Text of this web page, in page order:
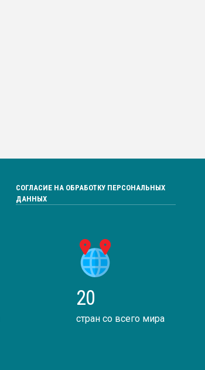
СОГЛАСИЕ НА ОБРАБОТКУ ПЕРСОНАЛЬНЫХ
ДАННЫХ
20
стран со всего мира